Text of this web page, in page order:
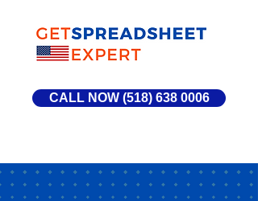
CALL NOW (518) 638 0006